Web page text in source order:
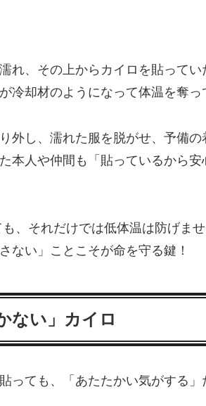
れ、その上からカイロを貼って
冷却材のようになって体温を奪っ
外し、濡れた服を脱がせ、予備
本人や仲間も「貼っているから
、それだけでは低体温は防げま
ない」ことこそが命を守る鍵！
ない」カイロ
っても、「あたたかい気がする」